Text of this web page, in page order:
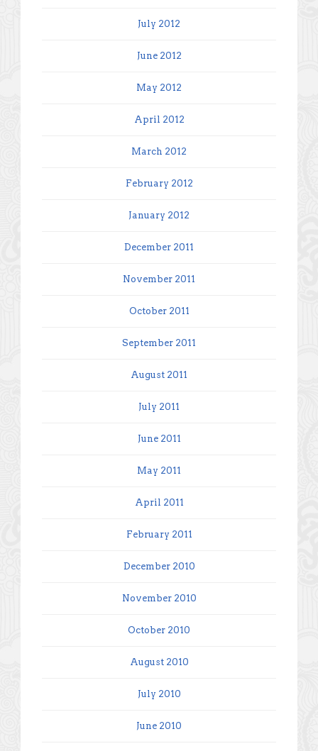
July 2012
June 2012
May 2012
April 2012
March 2012
February 2012
January 2012
December 2011
November 2011
October 2011
September 2011
August 2011
July 2011
June 2011
May 2011
April 2011
February 2011
December 2010
November 2010
October 2010
August 2010
July 2010
June 2010